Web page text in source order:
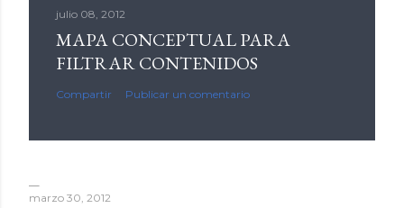
julio 08, 2012
MAPA CONCEPTUAL PARA
FILTRAR CONTENIDOS
Compartir Publicar un comentario
marzo 30, 2012